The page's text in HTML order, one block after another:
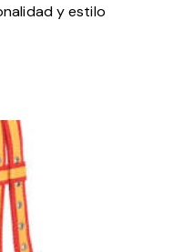
y estilo